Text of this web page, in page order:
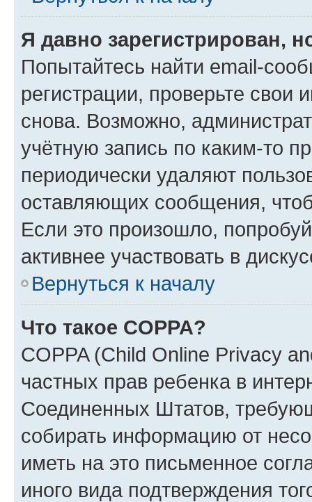
Я давно зарегистрирован,
Попытайтесь найти email-
регистрации, проверьте свои
снова. Возможно,
учётную запись по каким-то
периодически удаляют
оставляющих сообщения,
Если это произошло,
активнее участвовать в
Вернуться к началу
Что такое COPPA?
COPPA (Child Online Privacy
частных прав ребенка в
Соединенных Штатов,
собирать информацию от
иметь на это письменное
иного вида подтверждения